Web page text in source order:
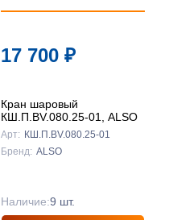
17 700 ₽
Кран шаровый
КШ.П.BV.080.25-01, ALSO
Арт: КШ.П.BV.080.25-01
Бренд: ALSO
Наличие:9 шт.